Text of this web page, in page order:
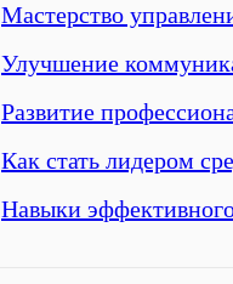
Мастерство
Улучшение
Развитие
Как стать лидером
Навыки